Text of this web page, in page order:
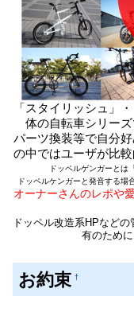
「スタイリッシュ」
体の自転車シリー
パーツ換装等で自分
の中ではユーザが比
ドッペルゲンガーとは
ドッペルケンガーと発音する場
オーナーさんのレポや
ドッペル改造系HPなどの
有のため
お約束 †